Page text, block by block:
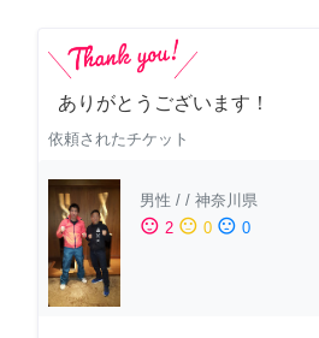
ありがとうございます！
依頼されたチケット
男性 / / 神奈川県
sentiment_satisfied 2 sentiment_neutral 0 sentiment_dissatisfied 0